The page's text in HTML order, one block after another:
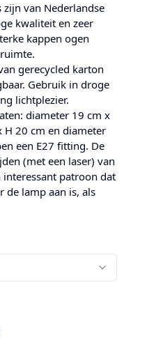
zijn van Nederlandse
kwaliteit en zeer
kappen ogen
gerecycled karton
Gebruik in droge
lichtplezier.
diameter 19 cm x
20 cm en diameter
een E27 fitting. De
(met een laser) van
patroon dat
de lamp aan is, als